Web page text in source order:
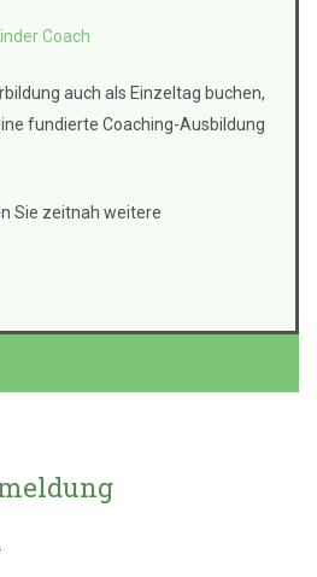
Coach
auch als Einzeltag buchen,
fundierte Coaching-Ausbildung
Sie zeitnah weitere